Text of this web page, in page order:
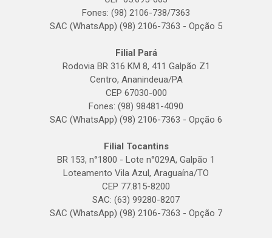
Fones: (98) 2106-738/7363
SAC (WhatsApp) (98) 2106-7363 - Opção 5
Filial Pará
Rodovia BR 316 KM 8, 411 Galpão Z1
Centro, Ananindeua/PA
CEP 67030-000
Fones: (98) 98481-4090
SAC (WhatsApp) (98) 2106-7363 - Opção 6
Filial Tocantins
BR 153, n°1800 - Lote n°029A, Galpão 1
Loteamento Vila Azul, Araguaína/TO
CEP 77.815-8200
SAC: (63) 99280-8207
SAC (WhatsApp) (98) 2106-7363 - Opção 7